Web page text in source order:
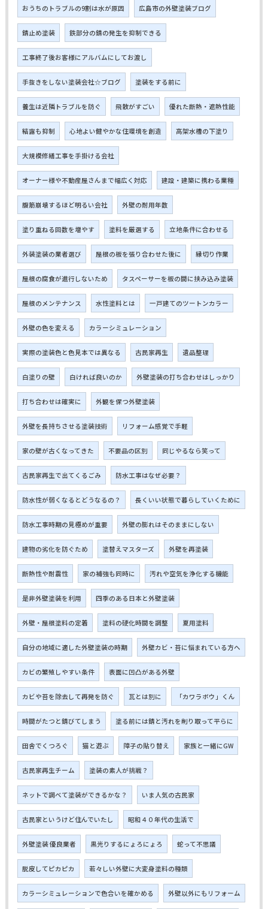
おうちのトラブルの9割は水が原因 広島市の外壁塗装ブログ
錆止め塗装 鉄部分の錆の発生を抑制できる
工事終了後お客様にアルバムにしてお渡し
手抜きをしない塗装会社☆ブログ 塗装をする前に
養生は近隣トラブルを防ぐ 飛散がすごい 優れた断熱・遮熱性能
結露も抑制 心地よい健やかな住環境を創造 高架水槽の下塗り
大規模修繕工事を手掛ける会社
オーナー様や不動産屋さんまで幅広く対応 建設・建築に携わる業種
腹筋崩壊するほど明るい会社 外壁の耐用年数
塗り重ねる回数を増やす 塗料を厳選する 立地条件に合わせる
外装塗装の業者選び 屋根の板を張り合わせた後に 縁切り作業
屋根の腐食が進行しないため タスペーサーを板の間に挟み込み塗装
屋根のメンテナンス 水性塗料とは 一戸建てのツートンカラー
外壁の色を変える カラーシミュレーション
実際の塗装色と色見本では異なる 古民家再生 遺品整理
白塗りの壁 白ければ良いのか 外壁塗装の打ち合わせはしっかり
打ち合わせは確実に 外観を保つ外壁塗装
外壁を長持ちさせる塗装技術 リフォーム感覚で手軽
家の壁が古くなってきた 不要品の区別 同じやるなら笑って
古民家再生で出てくるごみ 防水工事はなぜ必要？
防水性が弱くなるとどうなるの？ 長くいい状態で暮らしていくために
防水工事時期の見極めが重要 外壁の膨れはそのままにしない
建物の劣化を防ぐため 塗替えマスターズ 外壁を再塗装
断熱性や耐震性 家の補強も同時に 汚れや空気を浄化する機能
是非外壁塗装を利用 四季のある日本と外壁塗装
外壁・屋根塗料の定着 塗料の硬化時間を調整 夏用塗料
自分の地域に適した外壁塗装の時期 外壁カビ・苔に悩まれている方へ
カビの繁殖しやすい条件 表面に凹凸がある外壁
カビや苔を除去して再発を防ぐ 瓦とは別に 「カワラボウ」くん
時間がたつと錆びてしまう 塗る前には錆と汚れを削り取って平らに
田舎でくつろぐ 猫と遊ぶ 障子の貼り替え 家族と一緒にGW
古民家再生チーム 塗装の素人が挑戦？
ネットで調べて塗装ができるかな？ いま人気の古民家
古民家というけど住んでいたし 昭和４０年代の生活で
外壁塗装 優良業者 黒光りするにょろにょろ 蛇って不思議
脱皮してピカピカ 若々しい外壁に大変身塗料の種類
カラーシミュレーションで色合いを確かめる 外壁以外にもリフォーム